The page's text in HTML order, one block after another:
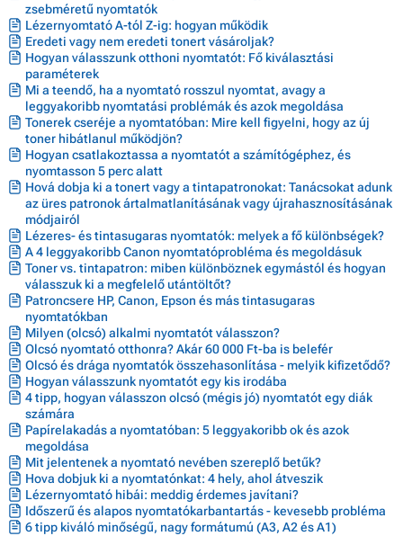
zsebméretű nyomtatók
Lézernyomtató A-tól Z-ig: hogyan működik
Eredeti vagy nem eredeti tonert vásároljak?
Hogyan válasszunk otthoni nyomtatót: Fő kiválasztási
paraméterek
Mi a teendő, ha a nyomtató rosszul nyomtat, avagy a
leggyakoribb nyomtatási problémák és azok megoldása
Tonerek cseréje a nyomtatóban: Mire kell figyelni, hogy az új
toner hibátlanul működjön?
Hogyan csatlakoztassa a nyomtatót a számítógéphez, és
nyomtasson 5 perc alatt
Hová dobja ki a tonert vagy a tintapatronokat: Tanácsokat adunk
az üres patronok ártalmatlanításának vagy újrahasznosításának
módjairól
Lézeres- és tintasugaras nyomtatók: melyek a fő különbségek?
A 4 leggyakoribb Canon nyomtatóprobléma és megoldásuk
Toner vs. tintapatron: miben különböznek egymástól és hogyan
válasszuk ki a megfelelő utántöltőt?
Patroncsere HP, Canon, Epson és más tintasugaras
nyomtatókban
Milyen (olcsó) alkalmi nyomtatót válasszon?
Olcsó nyomtató otthonra? Akár 60 000 Ft-ba is belefér
Olcsó és drága nyomtatók összehasonlítása - melyik kifizetődő?
Hogyan válasszunk nyomtatót egy kis irodába
4 tipp, hogyan válasszon olcsó (mégis jó) nyomtatót egy diák
számára
Papírelakadás a nyomtatóban: 5 leggyakoribb ok és azok
megoldása
Mit jelentenek a nyomtató nevében szereplő betűk?
Hova dobjuk ki a nyomtatónkat: 4 hely, ahol átveszik
Lézernyomtató hibái: meddig érdemes javítani?
Időszerű és alapos nyomtatókarbantartás - kevesebb probléma
6 tipp kiváló minőségű, nagy formátumú (A3, A2 és A1)